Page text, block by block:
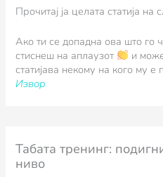
Прочитај ја целата статија на
Ако ти се допадна ова што го
стиснеш на аплаузот
и
статијава некому на кого му е
Извор
Табата тренинг:
ниво